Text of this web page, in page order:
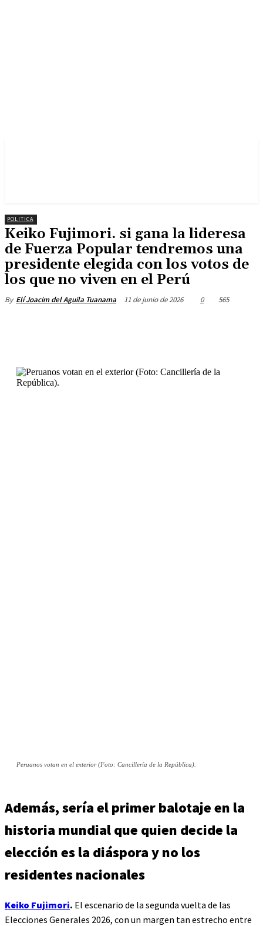
POLITICA
Keiko Fujimori. si gana la lideresa
de Fuerza Popular tendremos una
presidente elegida con los votos de
los que no viven en el Perú
By Elí Joacim del Aguila Tuanama 11 de junio de 2026 0 565
Peruanos votan en el exterior (Foto: Cancillería de la República).
Además, sería el primer balotaje en la
historia mundial que quien decide la
elección es la diáspora y no los
residentes nacionales
Keiko Fujimori. El escenario de la segunda vuelta de las
Elecciones Generales 2026, con un margen tan estrecho entre